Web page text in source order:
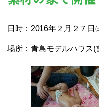
日時：2016年２月２７日
場所：青島モデルハウス